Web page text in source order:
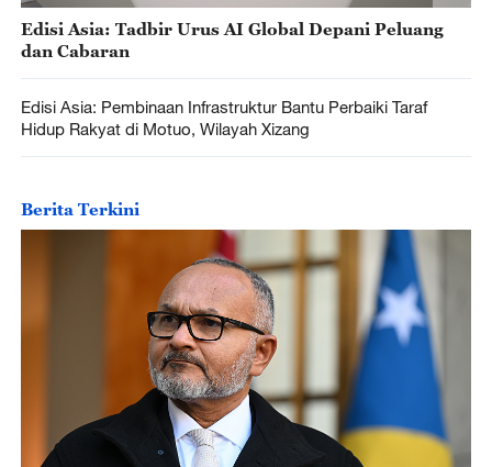
Edisi Asia: Tadbir Urus AI Global Depani Peluang
dan Cabaran
Edisi Asia: Pembinaan Infrastruktur Bantu Perbaiki Taraf
Hidup Rakyat di Motuo, Wilayah Xizang
Berita Terkini